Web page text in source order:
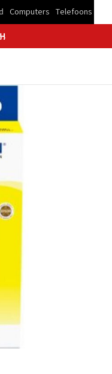
Computers Telefoons